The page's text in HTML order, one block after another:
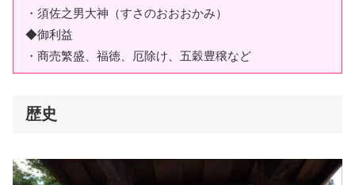
・須佐之男大神（すさのおおおかみ）
◆御利益
・商売繁盛、福徳、厄除け、五穀豊穣など
歴史